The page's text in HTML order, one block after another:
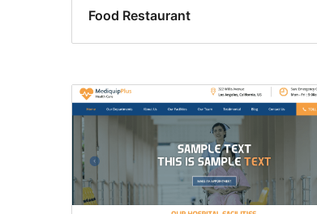
Food Restaurant